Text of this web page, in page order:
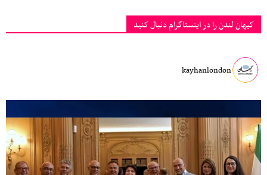
کیهان لندن را در اینستاگرام دنبال کنید
kayhanlondon